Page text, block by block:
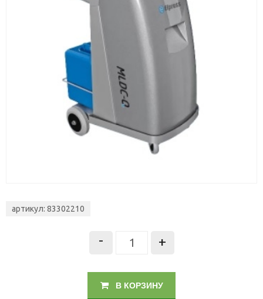
артикул: 83302210
- +
В КОРЗИНУ